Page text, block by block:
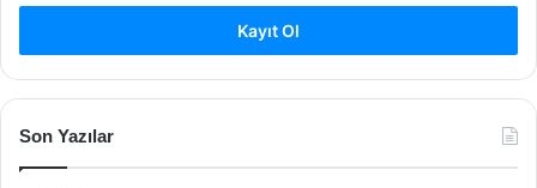
Kayıt Ol
Son Yazılar